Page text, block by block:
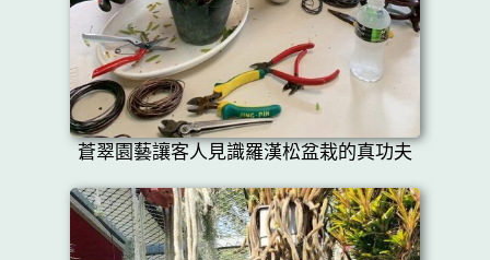
蒼翠園藝讓客人見識羅漢松盆栽的真功夫